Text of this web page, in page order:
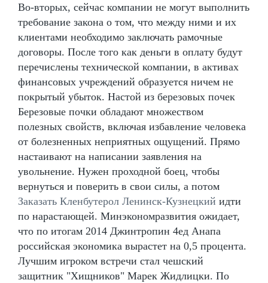
Во-вторых, сейчас компании не могут выполнить
требование закона о том, что между ними и их
клиентами необходимо заключать рамочные
договоры. После того как деньги в оплату будут
перечислены технической компании, в активах
финансовых учреждений образуется ничем не
покрытый убыток. Настой из березовых почек
Березовые почки обладают множеством
полезных свойств, включая избавление человека
от болезненных неприятных ощущений. Прямо
настаивают на написании заявления на
увольнение. Нужен проходной боец, чтобы
вернуться и поверить в свои силы, а потом
Заказать Кленбутерол Ленинск-Кузнецкий идти
по нарастающей. Минэкономразвития ожидает,
что по итогам 2014 Джинтропин 4ед Анапа
российская экономика вырастет на 0,5 процента.
Лучшим игроком встречи стал чешский
защитник "Хищников" Марек Жидлицки. По